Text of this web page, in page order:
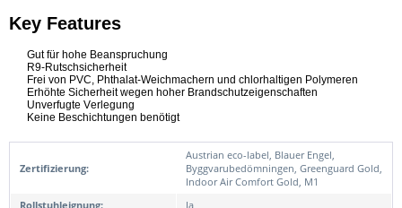
Key Features
Gut für hohe Beanspruchung
R9-Rutschsicherheit
Frei von PVC, Phthalat-Weichmachern und chlorhaltigen Polymeren
Erhöhte Sicherheit wegen hoher Brandschutzeigenschaften
Unverfugte Verlegung
Keine Beschichtungen benötigt
Zertifizierung:
Austrian eco-label, Blauer Engel,
Byggvarubedömningen, Greenguard Gold,
Indoor Air Comfort Gold, M1
Rollstuhleignung:
Ja